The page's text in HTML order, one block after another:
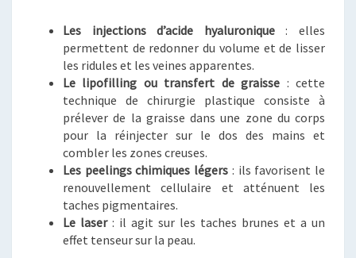
Les injections d’acide hyaluronique: elles
permettent de redonner du volume et de lisser
les ridules et les veines apparentes.
Le lipofilling ou transfert de graisse : cette
technique de chirurgie plastique consiste à
prélever de la graisse dans une zone du corps
pour la réinjecter sur le dos des mains et
combler les zones creuses.
Les peelings chimiques légers : ils favorisent le
renouvellement cellulaire et atténuent les
taches pigmentaires.
Le laser: il agit sur les taches brunes et a un
effet tenseur sur la peau.